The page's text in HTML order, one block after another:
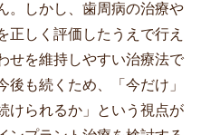
。しかし、歯周病の治療や
正しく評価したうえで行え
せを維持しやすい治療法で
も続くため、「今だけ」
けられるか」という視点が